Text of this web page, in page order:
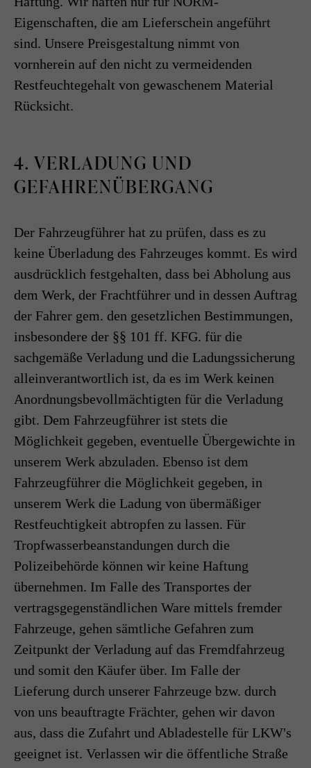
Eigenschaften, die am Lieferschein angeführt
sind. Unsere Preisgestaltung nimmt von
vornherein auf den nicht zu vermeidenden
Restfeuchtegehalt von gewaschenem Material
Rücksicht.
4. VERLADUNG UND
GEFAHRENÜBERGANG
Der Fahrzeugführer hat zu prüfen, dass es zu
keine Überladung des Fahrzeuges kommt. Es wird
ausdrücklich festgehalten, dass bei Abholung aus
dem Werk, der Frachtführer und in dessen Auftrag
der Fahrer gem. den gesetzlichen Bestimmungen,
insbesondere der §§ 101 ff. KFG. für die
sachgemäße Verladung und die Ladungssicherung
alleinverantwortlich ist, da es im Werk keinen
Anordnungsbevollmächtigten für die Verladung
gibt. Dem Fahrzeugführer ist stets die
Möglichkeit gegeben, eventuelle Übergewichte in
unserem Werk abzuladen. Ebenso ist dem
Fahrzeugführer die Möglichkeit gegeben, in
unserem Werk die Ladung von übermäßiger
Restfeuchtigkeit abtropfen zu lassen. Für
Tropfwasserbeanstandungen durch die
Polizeibehörde können wir keine Haftung
übernehmen. Im Falle des Transportes der
vertragsgegenständlichen Ware mittels fremder
Fahrzeuge, gehen sämtliche Gefahren zum
Zeitpunkt der Verladung auf das Fremdfahrzeug
und somit den Käufer über. Im Falle der
Lieferung durch unserer Fahrzeuge bzw. durch
von uns beauftragte Frächter, gehen wir davon
aus, dass die Zufahrt und Abladestelle für LKW's
geeignet ist. Verlassen wir die öffentliche Straße